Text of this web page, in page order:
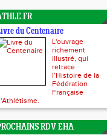
du Centenaire
L'ouvrage
richement
illustré, qui
retrace
l’Histoire de la
Fédération
Française
RDV EHA